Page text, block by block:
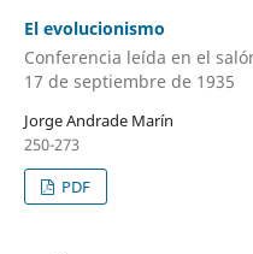
El evolucionismo
Conferencia leída en el
17 de septiembre de 1935
Jorge Andrade Marín
250-273
PDF